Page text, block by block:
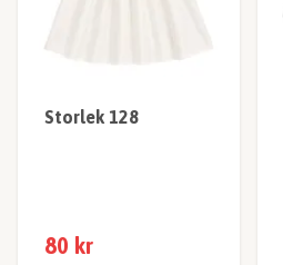
Storlek 128
80 kr